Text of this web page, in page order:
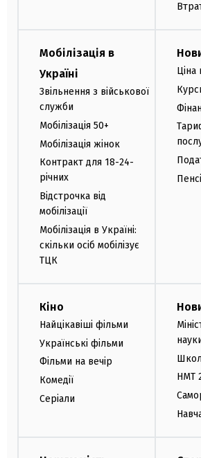
Мобілізація в
Україні
Звільнення з військової
служби
Мобілізація 50+
Мобілізація жінок
Контракт для 18-24-
річних
Відстрочка від
мобілізації
Мобілізація в Україні:
скільки осіб мобілізує
ТЦК
Ціна
Кіно
Найцікавіші фільми
Українські фільми
Фільми на вечір
Комедії
Серіали
НМТ